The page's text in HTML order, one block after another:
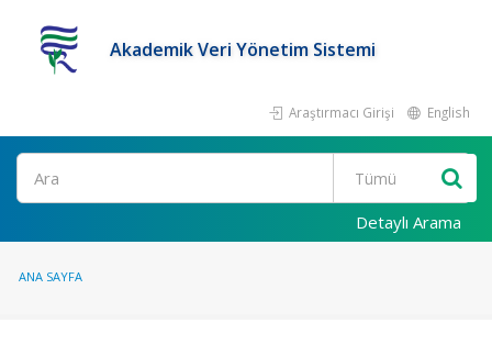
Akademik Veri Yönetim Sistemi
Araştırmacı Girişi English
Ara
Detaylı Arama
ANA SAYFA